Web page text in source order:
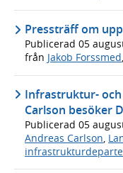
Pressträff om
Publicerad 05
från Jakob Forssmed,
Infrastruktur-
Carlson besöker
Publicerad 05
Andreas Carlson,